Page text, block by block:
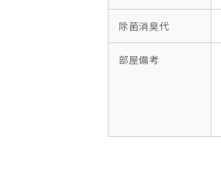
除菌消臭代
部屋備考